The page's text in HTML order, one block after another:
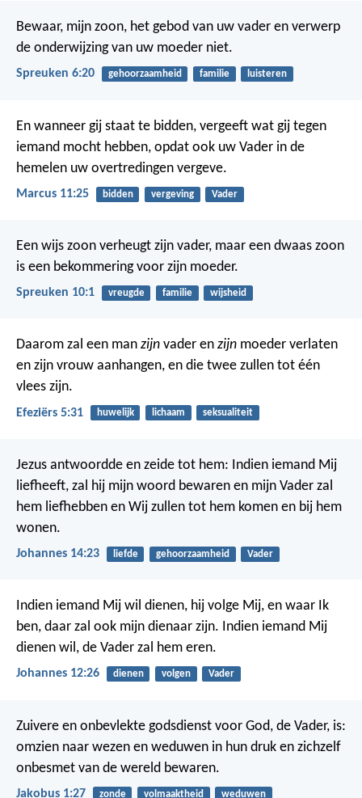
Bewaar, mijn zoon, het gebod van uw vader en verwerp
de onderwijzing van uw moeder niet.
Spreuken 6:20 gehoorzaamheid familie luisteren
En wanneer gij staat te bidden, vergeeft wat gij tegen
iemand mocht hebben, opdat ook uw Vader in de
hemelen uw overtredingen vergeve.
Marcus 11:25 bidden vergeving Vader
Een wijs zoon verheugt zijn vader, maar een dwaas zoon
is een bekommering voor zijn moeder.
Spreuken 10:1 vreugde familie wijsheid
Daarom zal een man zijn vader en zijn moeder verlaten
en zijn vrouw aanhangen, en die twee zullen tot één
vlees zijn.
Efeziërs 5:31 huwelijk lichaam seksualiteit
Jezus antwoordde en zeide tot hem: Indien iemand Mij
liefheeft, zal hij mijn woord bewaren en mijn Vader zal
hem liefhebben en Wij zullen tot hem komen en bij hem
wonen.
Johannes 14:23 liefde gehoorzaamheid Vader
Indien iemand Mij wil dienen, hij volge Mij, en waar Ik
ben, daar zal ook mijn dienaar zijn. Indien iemand Mij
dienen wil, de Vader zal hem eren.
Johannes 12:26 dienen volgen Vader
Zuivere en onbevlekte godsdienst voor God, de Vader, is:
omzien naar wezen en weduwen in hun druk en zichzelf
onbesmet van de wereld bewaren.
Jakobus 1:27 zonde volmaaktheid weduwen